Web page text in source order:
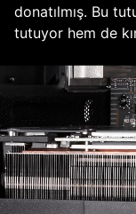
donatılmış. Bu
tutuyor hem de